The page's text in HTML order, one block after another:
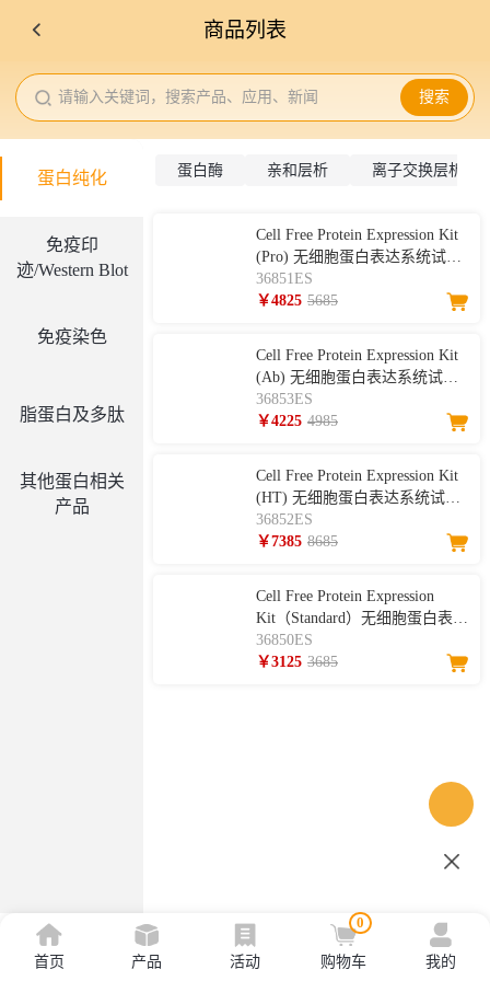
商品列表
请输入关键词，搜索产品、应用、新闻 搜索
蛋白纯化
免疫印
迹/Western Blot
免疫染色
脂蛋白及多肽
其他蛋白相关
产品
蛋白酶 亲和层析 离子交换层析
Cell Free Protein Expression Kit
(Pro) 无细胞蛋白表达系统试剂
盒（增强型）
36851ES
￥4825 5685
Cell Free Protein Expression Kit
(Ab) 无细胞蛋白表达系统试剂
盒（全长抗体版）
36853ES
￥4225 4985
Cell Free Protein Expression Kit
(HT) 无细胞蛋白表达系统试剂
盒（高通量版）
36852ES
￥7385 8685
Cell Free Protein Expression
Kit（Standard）无细胞蛋白表达
系统试剂盒（基础型）
36850ES
￥3125 3685
首页 产品 活动
0
购物车 我的